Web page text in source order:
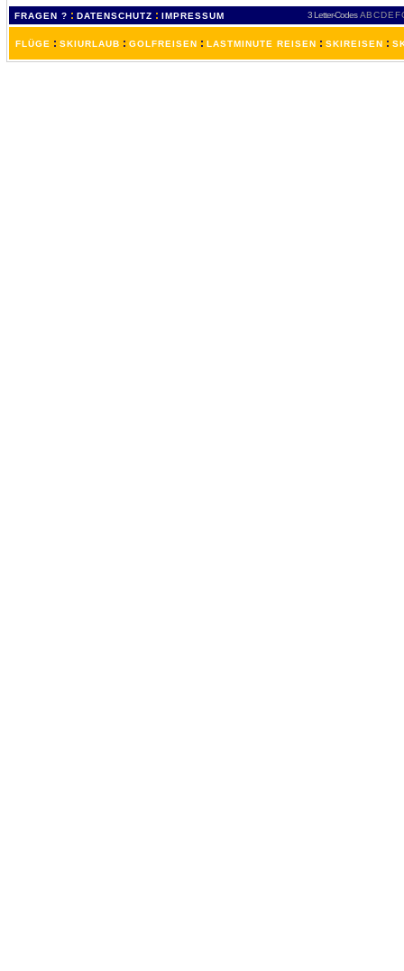
FRAGEN ? : DATENSCHUTZ : IMPRESSUM 3 Letter-Codes ABCDEF
FLÜGE : SKIURLAUB : GOLFREISEN : LASTMINUTE REISEN : SKIREISEN :